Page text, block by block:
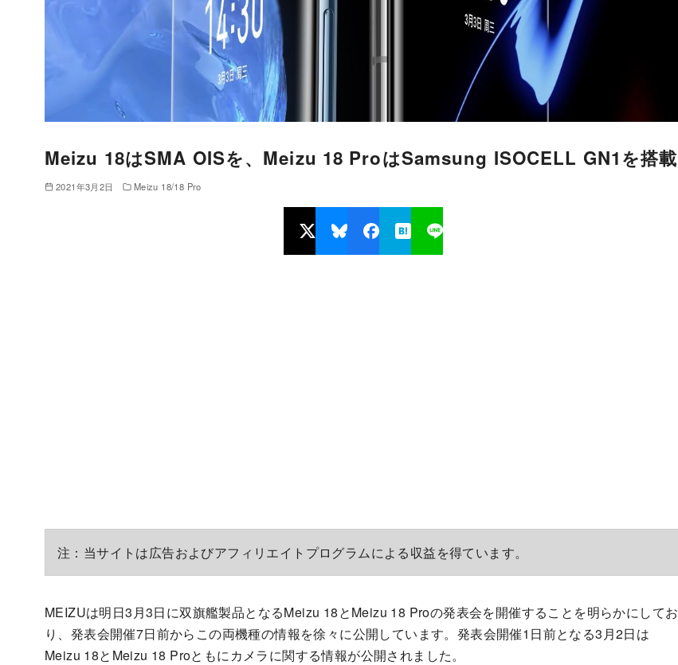
Meizu 18はSMA OISを、Meizu 18 ProはSamsung ISOCELL GN1を搭載
2021年3月2日 Meizu 18/18 Pro
注：当サイトは広告およびアフィリエイトプログラムによる収益を得ています。
MEIZUは明日3月3日に双旗艦製品となるMeizu 18とMeizu 18 Proの発表会を開催することを明らかにしてお
り、発表会開催7日前からこの両機種の情報を徐々に公開しています。発表会開催1日前となる3月2日は
Meizu 18とMeizu 18 Proともにカメラに関する情報が公開されました。